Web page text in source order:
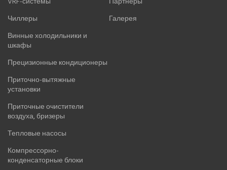
Чиллеры
Винные холодильники и
шкафы
Прецизионные кондиционеры
Приточно-вытяжные
установки
Приточные очистители
воздуха, бризеры
Тепловые насосы
Компрессорно-
конденсаторные блоки
Галерея